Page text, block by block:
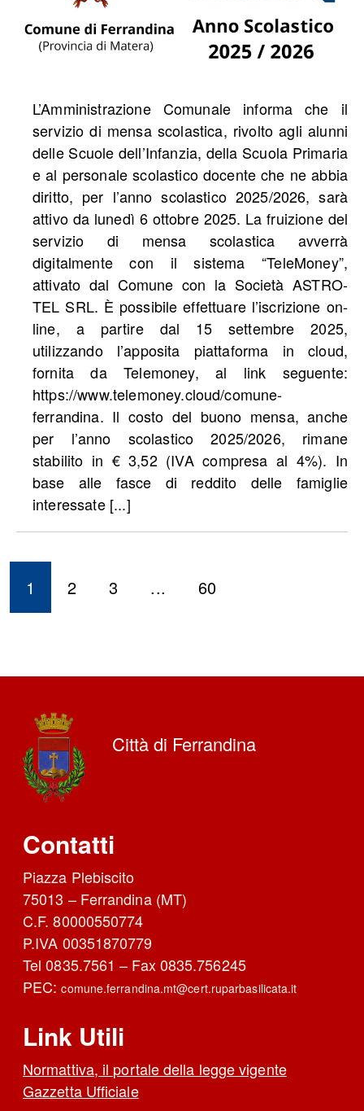
L’Amministrazione Comunale informa che il
servizio di mensa scolastica, rivolto agli alunni
delle Scuole dell’Infanzia, della Scuola Primaria
e al personale scolastico docente che ne abbia
diritto, per l’anno scolastico 2025/2026, sarà
attivo da lunedì 6 ottobre 2025. La fruizione del
servizio di mensa scolastica avverrà
digitalmente con il sistema “TeleMoney”,
attivato dal Comune con la Società ASTRO-
TEL SRL. È possibile effettuare l’iscrizione on-
line, a partire dal 15 settembre 2025,
utilizzando l’apposita piattaforma in cloud,
fornita da Telemoney, al link seguente:
https://www.telemoney.cloud/comune-
ferrandina. Il costo del buono mensa, anche
per l’anno scolastico 2025/2026, rimane
stabilito in € 3,52 (IVA compresa al 4%). In
base alle fasce di reddito delle famiglie
interessate [...]
1 2 3 ... 60
Città di Ferrandina
Contatti
Piazza Plebiscito
75013 – Ferrandina (MT)
C.F. 80000550774
P.IVA 00351870779
Tel 0835.7561 – Fax 0835.756245
PEC:comune.ferrandina.mt@cert.ruparbasilicata.it
Link Utili
Normattiva, il portale della legge vigente
Gazzetta Ufficiale